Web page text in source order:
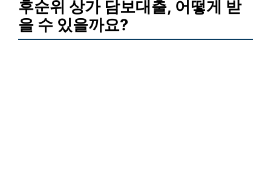
후순위 상가 담보대출, 어떻게 받
을 수 있을까요?